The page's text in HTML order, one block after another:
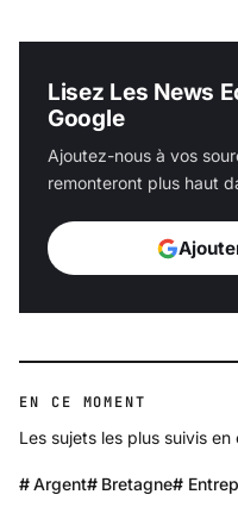
Lisez Les News
Google
Ajoutez-nous à vos
remonteront plus haut
EN CE MOMENT
Les sujets les plus suivis
Argent Bretagne